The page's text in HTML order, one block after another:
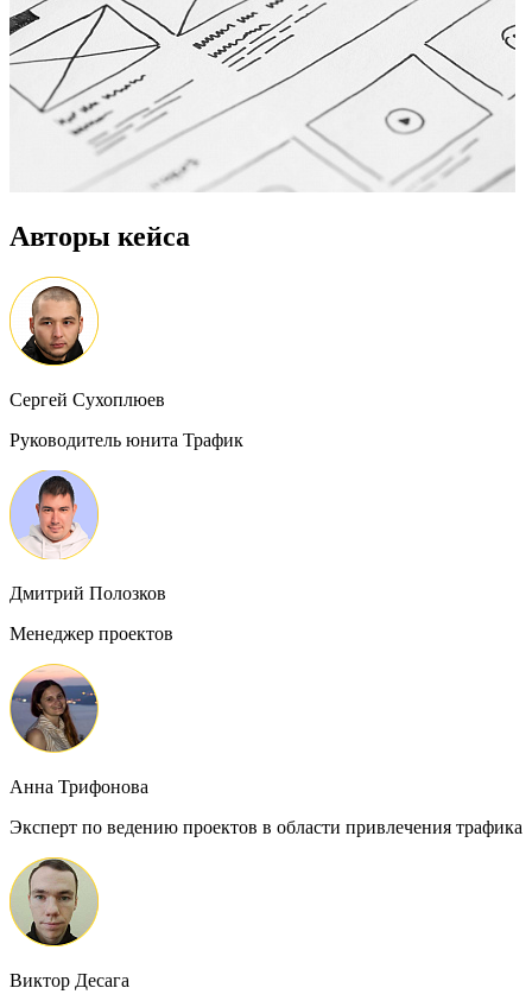
Авторы кейса
Сергей Сухоплюев
Руководитель юнита Трафик
Дмитрий Полозков
Менеджер проектов
Анна Трифонова
Эксперт по ведению проектов в области привлечения трафика
Виктор Десага